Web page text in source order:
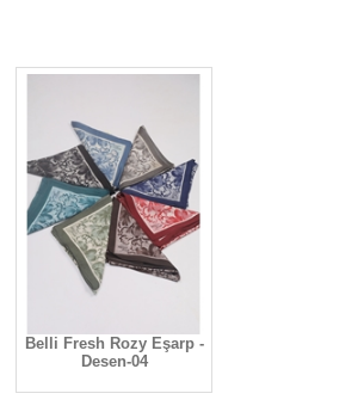
Belli Fresh Rozy Eşarp -
Desen-04